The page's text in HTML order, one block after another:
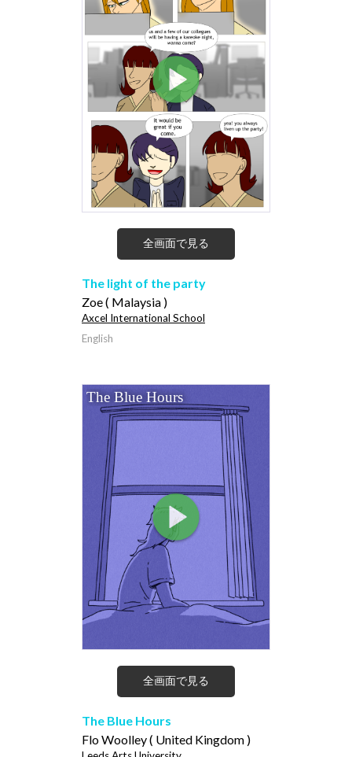
全画面で見る
The light of the party
Zoe ( Malaysia )
Axcel International School
English
全画面で見る
The Blue Hours
Flo Woolley ( United Kingdom )